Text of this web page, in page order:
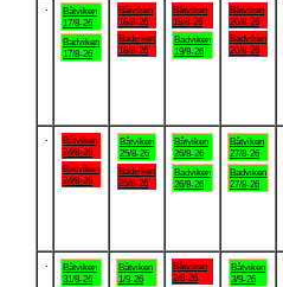
Båtviken
17/8-26
Badviken
17/8-26
Båtviken
18/8-26
Badviken
18/8-26
Båtviken
19/8-26
Badviken
19/8-26
Båtviken
20/8-26
Badviken
20/8-26
Båtviken
24/8-26
Badviken
24/8-26
Båtviken
25/8-26
Badviken
25/8-26
Båtviken
26/8-26
Badviken
26/8-26
Båtviken
27/8-26
Badviken
27/8-26
Båtviken
31/8-26
Båtviken
1/9-26
Båtviken
2/9-26
Båtviken
3/9-26